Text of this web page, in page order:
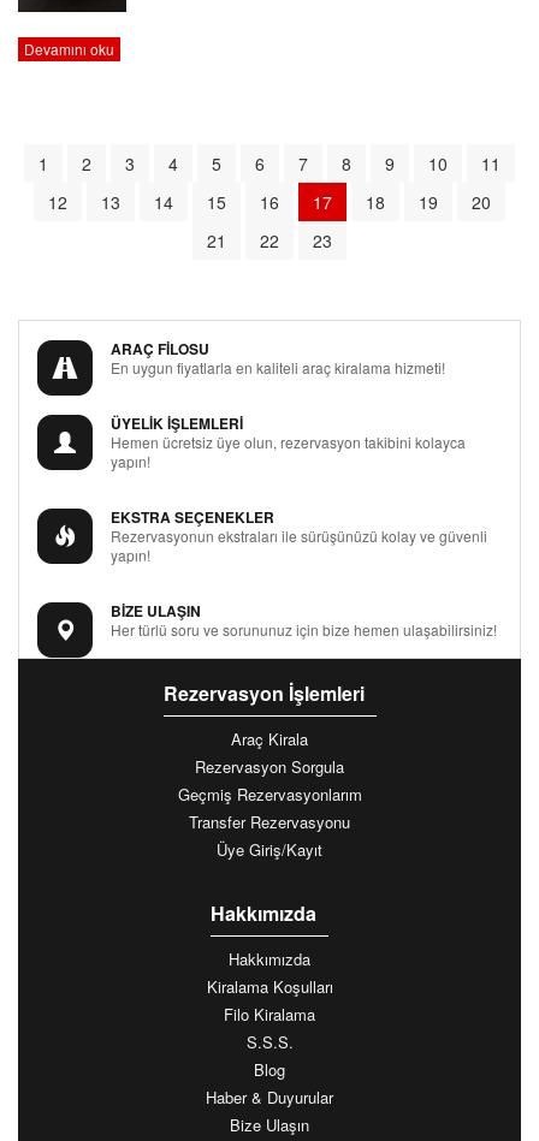
Devamını oku
1 2 3 4 5 6 7 8 9 10
11
12
13 14 15 16 17 18 19
20
21
22 23
ARAÇ FİLOSU
En uygun fiyatlarla en kaliteli araç kiralama hizmeti!
ÜYELİK İŞLEMLERİ
Hemen ücretsiz üye olun, rezervasyon takibini kolayca
yapın!
EKSTRA SEÇENEKLER
Rezervasyonun ekstraları ile sürüşünüzü kolay ve güvenli
yapın!
BİZE ULAŞIN
Her türlü soru ve sorununuz için bize hemen ulaşabilirsiniz!
Rezervasyon İşlemleri
Araç Kirala
Rezervasyon Sorgula
Geçmiş Rezervasyonlarım
Transfer Rezervasyonu
Üye Giriş/Kayıt
Hakkımızda
Hakkımızda
Kiralama Koşulları
Filo Kiralama
S.S.S.
Blog
Haber & Duyurular
Bize Ulaşın